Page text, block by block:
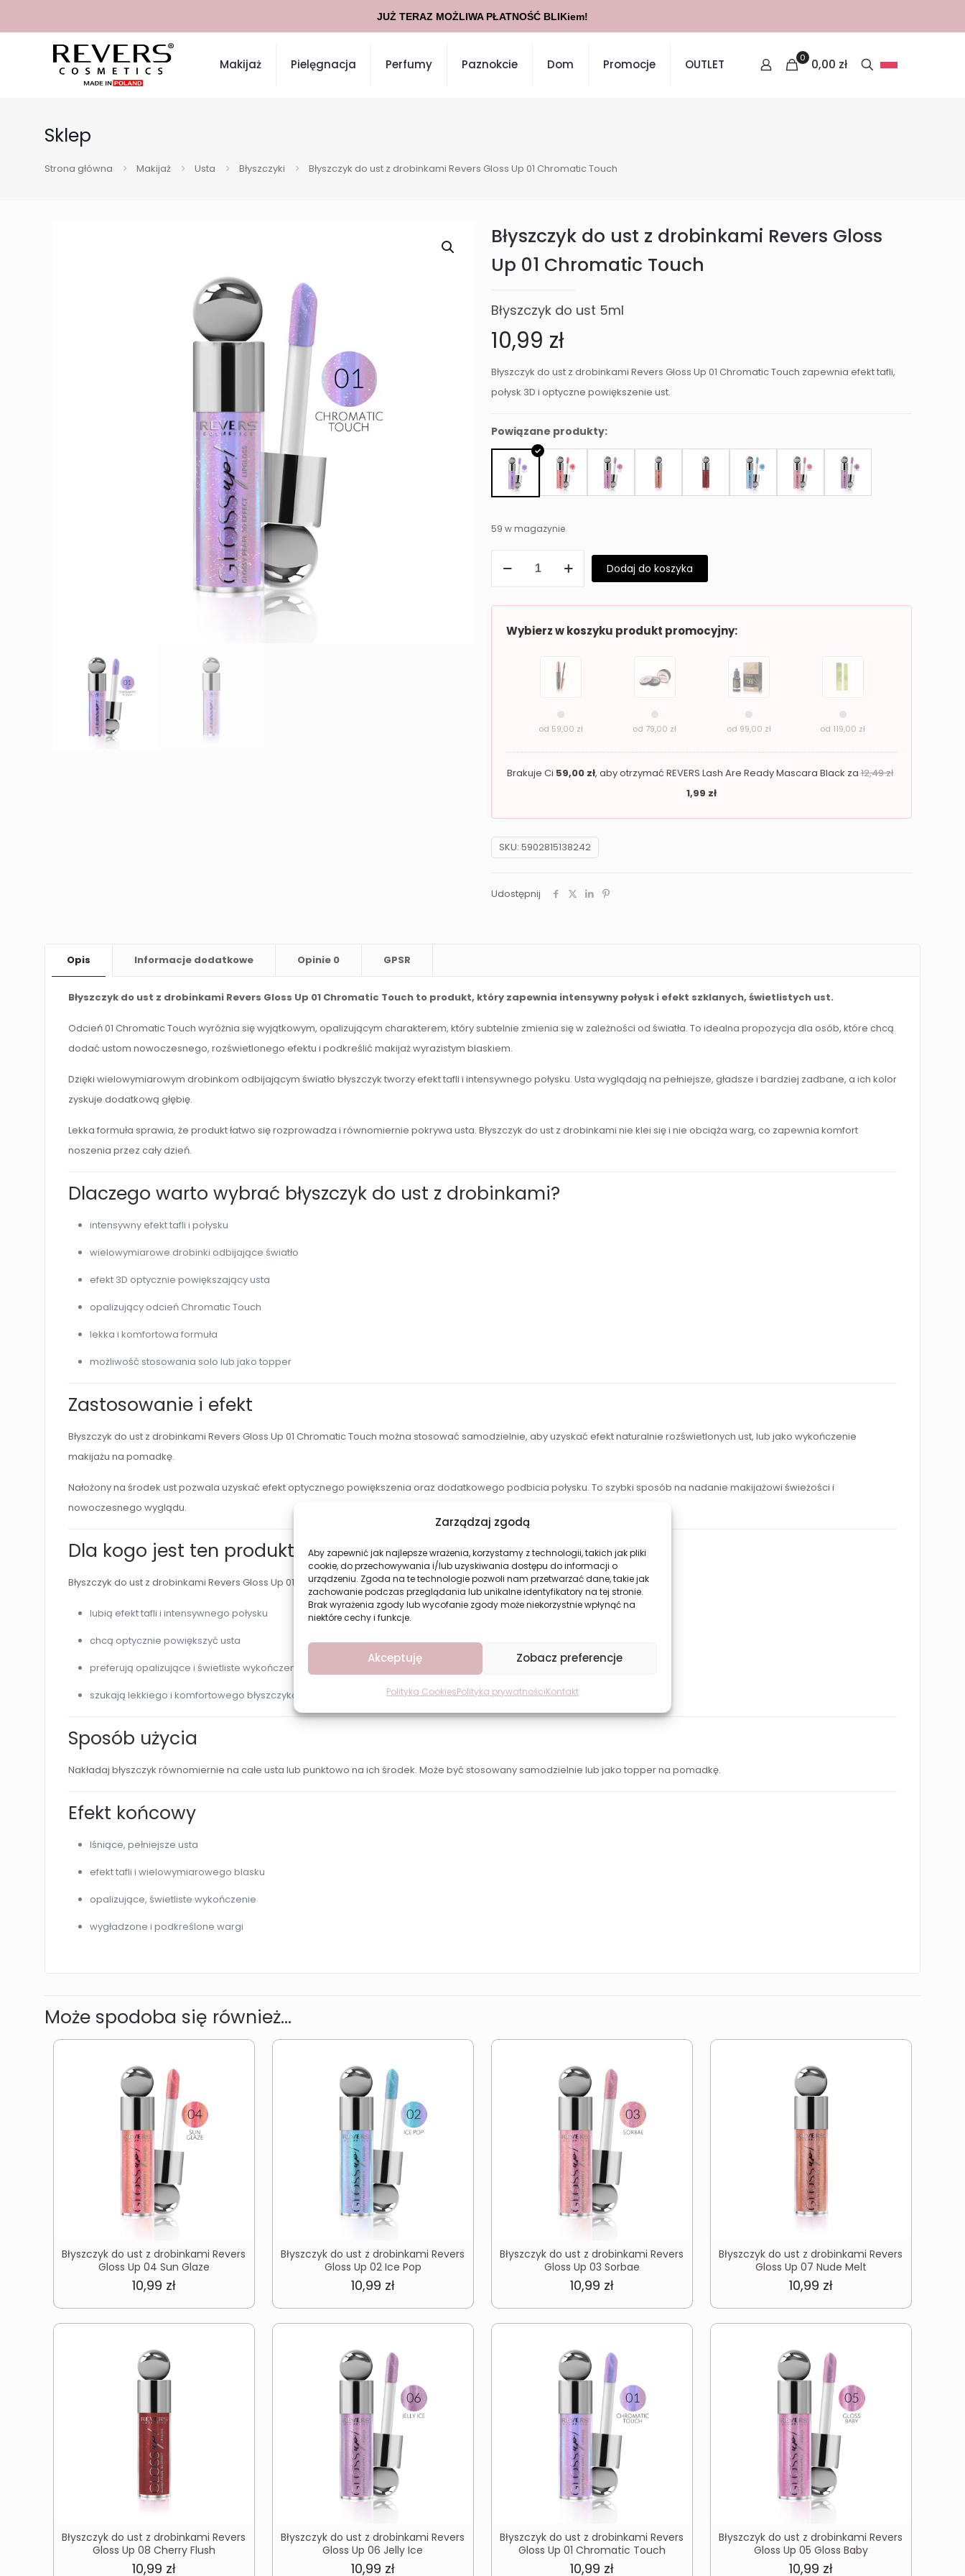
Zarządzaj zgodą
Aby zapewnić jak najlepsze wrażenia, korzystamy z technologii, takich jak pliki
cookie, do przechowywania i/lub uzyskiwania dostępu do informacji o
urządzeniu. Zgoda na te technologie pozwoli nam przetwarzać dane, takie jak
zachowanie podczas przeglądania lub unikalne identyfikatory na tej stronie.
Brak wyrażenia zgody lub wycofanie zgody może niekorzystnie wpłynąć na
niektóre cechy i funkcje.
Akceptuję Zobacz preferencje
Polityka CookiesPolityka prywatnościKontakt
Makijaż Pielęgnacja Perfumy Paznokcie Dom Promocje OUTLET 0 0,00 zł
Sklep
Strona główna Makijaż Usta Błyszczyki Błyszczyk do ust z drobinkami Revers Gloss Up 01 Chromatic Touch
Błyszczyk do ust z drobinkami Revers Gloss
Up 01 Chromatic Touch
Błyszczyk do ust 5ml
10,99 zł
Błyszczyk do ust z drobinkami Revers Gloss Up 01 Chromatic Touch zapewnia efekt tafli,
połysk 3D i optyczne powiększenie ust.
Powiązane produkty:
59 w magazynie
Touch
Dodaj do koszyka
Wybierz w koszyku produkt promocyjny:
od 59,00 zł od 79,00 zł od 99,00 zł od 119,00 zł
Brakuje Ci 59,00 zł, aby otrzymać REVERS Lash Are Ready Mascara Black za 12,49zł
1,99 zł
SKU: 5902815138242
Udostępnij
Opis Informacje dodatkowe Opinie 0 GPSR
Błyszczyk do ust z drobinkami Revers Gloss Up 01 Chromatic Touch to produkt, który zapewnia intensywny połysk i efekt szklanych, świetlistych ust.
Odcień 01 Chromatic Touch wyróżnia się wyjątkowym, opalizującym charakterem, który subtelnie zmienia się w zależności od światła. To idealna propozycja dla osób, które chcą
dodać ustom nowoczesnego, rozświetlonego efektu i podkreślić makijaż wyrazistym blaskiem.
Dzięki wielowymiarowym drobinkom odbijającym światło błyszczyk tworzy efekt tafli i intensywnego połysku. Usta wyglądają na pełniejsze, gładsze i bardziej zadbane, a ich kolor
zyskuje dodatkową głębię.
Lekka formuła sprawia, że produkt łatwo się rozprowadza i równomiernie pokrywa usta. Błyszczyk do ust z drobinkami nie klei się i nie obciąża warg, co zapewnia komfort
noszenia przez cały dzień.
Dlaczego warto wybrać błyszczyk do ust z drobinkami?
intensywny efekt tafli i połysku
wielowymiarowe drobinki odbijające światło
efekt 3D optycznie powiększający usta
opalizujący odcień Chromatic Touch
lekka i komfortowa formuła
możliwość stosowania solo lub jako topper
Zastosowanie i efekt
Błyszczyk do ust z drobinkami Revers Gloss Up 01 Chromatic Touch można stosować samodzielnie, aby uzyskać efekt naturalnie rozświetlonych ust, lub jako wykończenie
makijażu na pomadkę.
Nałożony na środek ust pozwala uzyskać efekt optycznego powiększenia oraz dodatkowego podbicia połysku. To szybki sposób na nadanie makijażowi świeżości i
nowoczesnego wyglądu.
Dla kogo jest ten produkt?
Błyszczyk do ust z drobinkami Revers Gloss Up 01 Chromatic Touch sprawdzi się u osób, które:
lubią efekt tafli i intensywnego połysku
chcą optycznie powiększyć usta
preferują opalizujące i świetliste wykończenie
szukają lekkiego i komfortowego błyszczyka
Sposób użycia
Nakładaj błyszczyk równomiernie na całe usta lub punktowo na ich środek. Może być stosowany samodzielnie lub jako topper na pomadkę.
Efekt końcowy
lśniące, pełniejsze usta
efekt tafli i wielowymiarowego blasku
opalizujące, świetliste wykończenie
wygładzone i podkreślone wargi
Może spodoba się również…
Błyszczyk do ust z drobinkami Revers
Gloss Up 04 Sun Glaze
10,99 zł
Błyszczyk do ust z drobinkami Revers
Gloss Up 02 Ice Pop
10,99 zł
Błyszczyk do ust z drobinkami Revers
Gloss Up 03 Sorbae
10,99 zł
Błyszczyk do ust z drobinkami Revers
Gloss Up 07 Nude Melt
10,99 zł
Błyszczyk do ust z drobinkami Revers
Gloss Up 08 Cherry Flush
10,99 zł
Błyszczyk do ust z drobinkami Revers
Gloss Up 06 Jelly Ice
10,99 zł
Błyszczyk do ust z drobinkami Revers
Gloss Up 01 Chromatic Touch
10,99 zł
Błyszczyk do ust z drobinkami Revers
Gloss Up 05 Gloss Baby
10,99 zł
JUŻ TERAZ MOŻLIWA PŁATNOŚĆ BLIKiem!